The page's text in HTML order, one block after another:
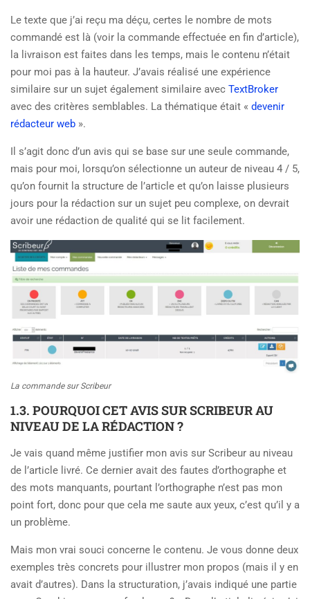
Le texte que j’ai reçu ma déçu, certes le nombre de mots
commandé est là (voir la commande effectuée en fin d’article),
la livraison est faites dans les temps, mais le contenu n’était
pour moi pas à la hauteur. J’avais réalisé une expérience
similaire sur un sujet également similaire avec TextBroker
avec des critères semblables. La thématique était « devenir
rédacteur web ».
Il s’agit donc d’un avis qui se base sur une seule commande,
mais pour moi, lorsqu’on sélectionne un auteur de niveau 4 / 5,
qu’on fournit la structure de l’article et qu’on laisse plusieurs
jours pour la rédaction sur un sujet peu complexe, on devrait
avoir une rédaction de qualité qui se lit facilement.
La commande sur Scribeur
1.3. POURQUOI CET AVIS SUR SCRIBEUR AU
NIVEAU DE LA RÉDACTION ?
Je vais quand même justifier mon avis sur Scribeur au niveau
de l’article livré. Ce dernier avait des fautes d’orthographe et
des mots manquants, pourtant l’orthographe n’est pas mon
point fort, donc pour que cela me saute aux yeux, c’est qu’il y a
un problème.
Mais mon vrai souci concerne le contenu. Je vous donne deux
exemples très concrets pour illustrer mon propos (mais il y en
avait d’autres). Dans la structuration, j’avais indiqué une partie